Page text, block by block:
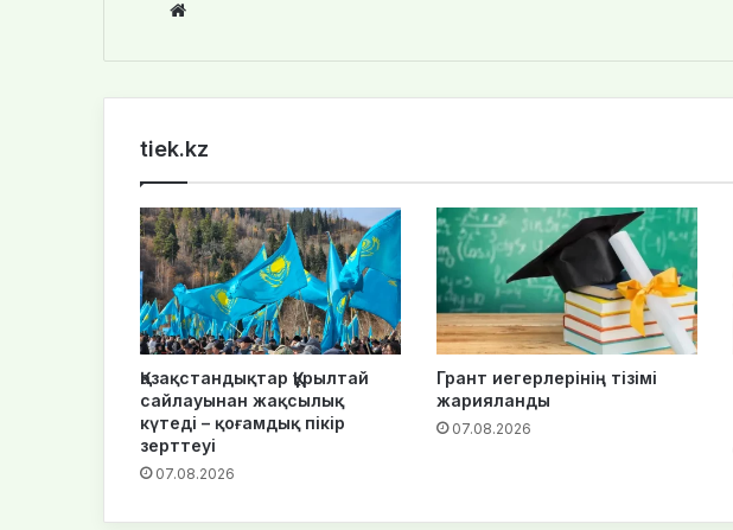
te
tiek.kz
Қазақстандықтар Құрылтай
сайлауынан жақсылық
күтеді – қоғамдық пікір
зерттеуі
07.08.2026
Грант иегерлерінің тізімі
жарияланды
07.08.2026